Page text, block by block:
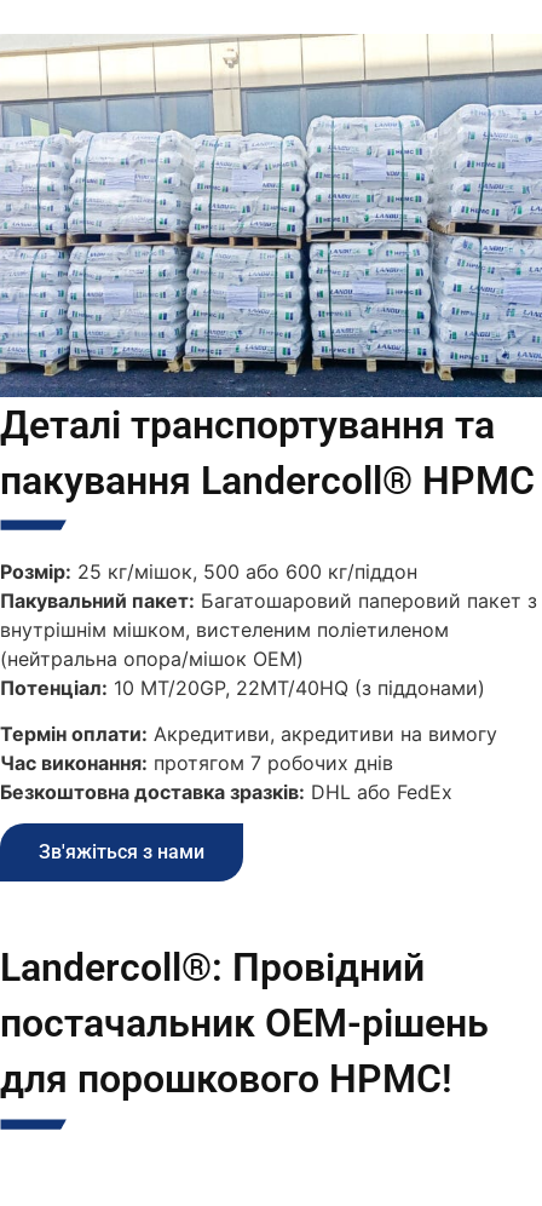
Деталі транспортування та
пакування Landercoll® HPMC
Розмір: 25 кг/мішок, 500 або 600 кг/піддон
Пакувальний пакет: Багатошаровий паперовий пакет з
внутрішнім мішком, вистеленим поліетиленом
(нейтральна опора/мішок OEM)
Потенціал: 10 MT/20GP, 22MT/40HQ (з піддонами)
Термін оплати: Акредитиви, акредитиви на вимогу
Час виконання: протягом 7 робочих днів
Безкоштовна доставка зразків: DHL або FedEx
Зв'яжіться з нами
Landercoll®: Провідний
постачальник OEM-рішень
для порошкового HPMC!